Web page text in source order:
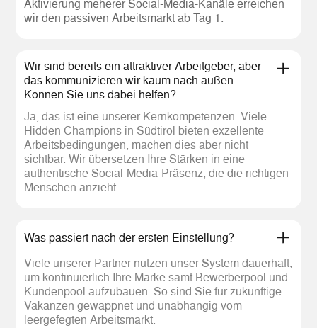
Aktivierung meherer Social-Media-Kanäle erreichen
wir den passiven Arbeitsmarkt ab Tag 1.
Wir sind bereits ein attraktiver Arbeitgeber, aber
das kommunizieren wir kaum nach außen.
Können Sie uns dabei helfen?
Ja, das ist eine unserer Kernkompetenzen. Viele
Hidden Champions in Südtirol bieten exzellente
Arbeitsbedingungen, machen dies aber nicht
sichtbar. Wir übersetzen Ihre Stärken in eine
authentische Social-Media-Präsenz, die die richtigen
Menschen anzieht.
Was passiert nach der ersten Einstellung?
Viele unserer Partner nutzen unser System dauerhaft,
um kontinuierlich Ihre Marke samt Bewerberpool und
Kundenpool aufzubauen. So sind Sie für zukünftige
Vakanzen gewappnet und unabhängig vom
leergefegten Arbeitsmarkt.